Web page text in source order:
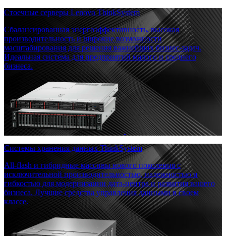
Стоечные серверы Lenovo ThinkSystem
Сбалансированная энергоэффективность, высокая
производительность и широкие возможности
масштабирования для решения важнейших бизнес-задач.
Идеальная система для предприятий малого и среднего
бизнеса.
Системы хранения данных ThinkSystem
All-flash и гибридные массивы нового поколения с
исключительной производительностью, надежностью и
гибкостью для модернизации дата-центра и развития вашего
бизнеса. Лучшие средства управления данными в своем
классе.